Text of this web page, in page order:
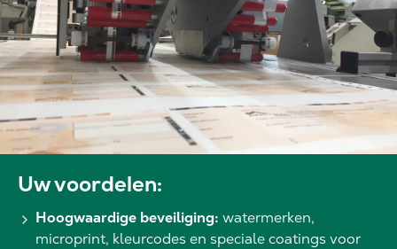
Uw voordelen:
Hoogwaardige beveiliging: watermerken,
microprint, kleurcodes en speciale coatings voor